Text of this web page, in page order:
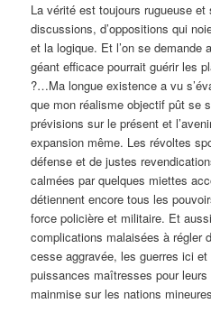
La vérité est toujours rugueuse
discussions, d’oppositions qui
et la logique. Et l’on se demande
géant efficace pourrait guérir les
?…Ma longue existence a vu
que mon réalisme objectif pût se
prévisions sur le présent et
expansion même. Les révoltes
défense et de justes
calmées par quelques miettes
détiennent encore tous les
force policière et militaire. Et
complications malaisées à régler
cesse aggravée, les guerres ici
puissances maîtresses pour
mainmise sur les nations